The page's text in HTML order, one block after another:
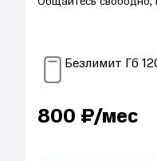
Безлимит Гб
800 ₽/мес